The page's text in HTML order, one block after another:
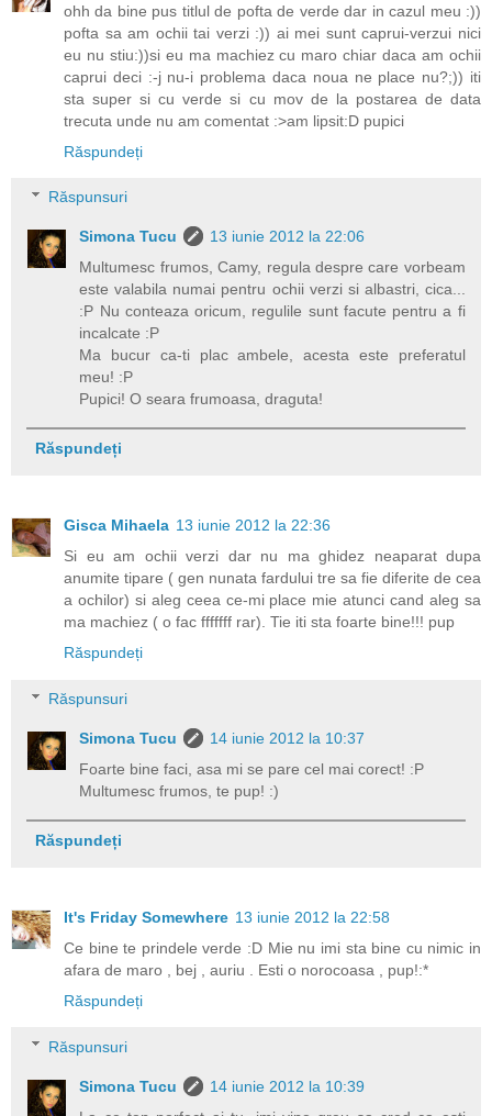
ohh da bine pus titlul de pofta de verde dar in cazul meu :))
pofta sa am ochii tai verzi :)) ai mei sunt caprui-verzui nici
eu nu stiu:))si eu ma machiez cu maro chiar daca am ochii
caprui deci :-j nu-i problema daca noua ne place nu?;)) iti
sta super si cu verde si cu mov de la postarea de data
trecuta unde nu am comentat :>am lipsit:D pupici
Răspundeți
Răspunsuri
Simona Tucu
13 iunie 2012 la 22:06
Multumesc frumos, Camy, regula despre care vorbeam
este valabila numai pentru ochii verzi si albastri, cica...
:P Nu conteaza oricum, regulile sunt facute pentru a fi
incalcate :P
Ma bucur ca-ti plac ambele, acesta este preferatul
meu! :P
Pupici! O seara frumoasa, draguta!
Răspundeți
Gisca Mihaela 13 iunie 2012 la 22:36
Si eu am ochii verzi dar nu ma ghidez neaparat dupa
anumite tipare ( gen nunata fardului tre sa fie diferite de cea
a ochilor) si aleg ceea ce-mi place mie atunci cand aleg sa
ma machiez ( o fac fffffff rar). Tie iti sta foarte bine!!! pup
Răspundeți
Răspunsuri
Simona Tucu
14 iunie 2012 la 10:37
Foarte bine faci, asa mi se pare cel mai corect! :P
Multumesc frumos, te pup! :)
Răspundeți
It's Friday Somewhere 13 iunie 2012 la 22:58
Ce bine te prindele verde :D Mie nu imi sta bine cu nimic in
afara de maro , bej , auriu . Esti o norocoasa , pup!:*
Răspundeți
Răspunsuri
Simona Tucu
14 iunie 2012 la 10:39